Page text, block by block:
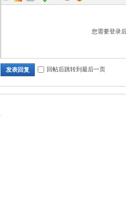
您需要登录
发表回复 回帖后跳转到最后一页